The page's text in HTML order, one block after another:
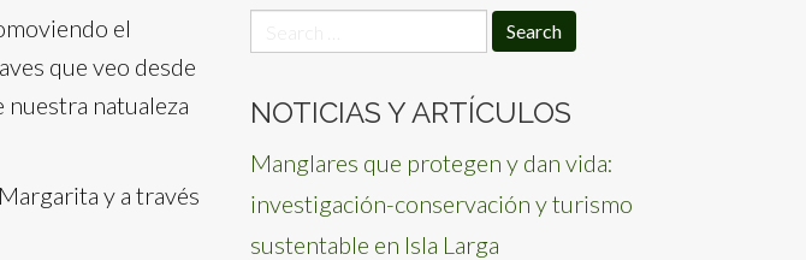
el
que veo desde
natualeza
y a través
for:
NOTICIAS Y ARTÍCULOS
Manglares que protegen y dan vida:
investigación-conservación y turismo
sustentable en Isla Larga